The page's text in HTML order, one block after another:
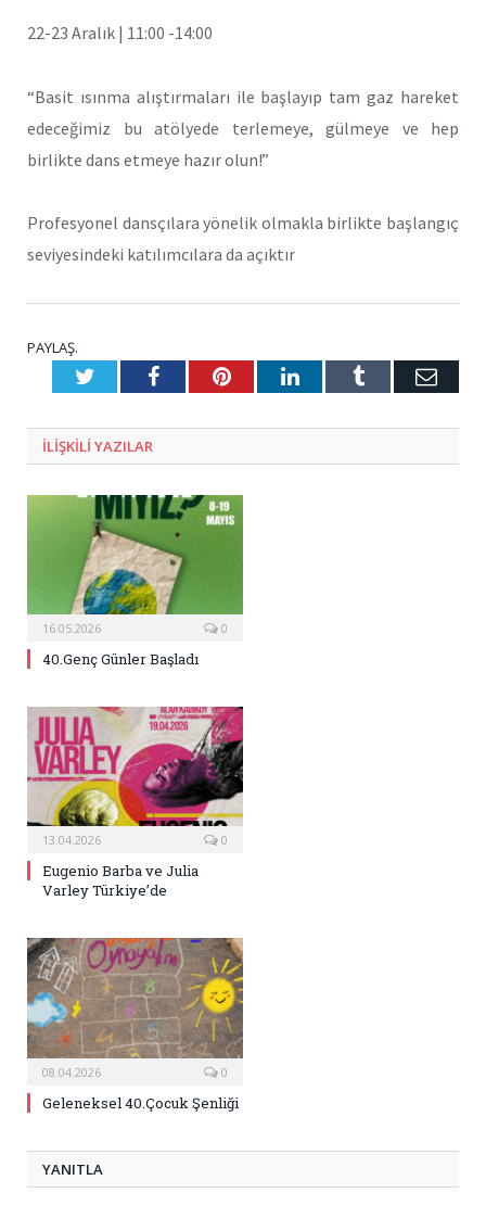
22-23 Aralık | 11:00 -14:00
“Basit ısınma alıştırmaları ile başlayıp tam gaz hareket
edeceğimiz bu atölyede terlemeye, gülmeye ve hep
birlikte dans etmeye hazır olun!”
Profesyonel dansçılara yönelik olmakla birlikte başlangıç
seviyesindeki katılımcılara da açıktır
PAYLAŞ.
TwitterFacebookPinterestLinkedInTumblr E-
ILIŞKILI YAZILAR
16.05.2026 0
40.Genç Günler Başladı
13.04.2026 0
Eugenio Barba ve Julia
Varley Türkiye’de
08.04.2026 0
Geleneksel 40.Çocuk Şenliği
YANITLA